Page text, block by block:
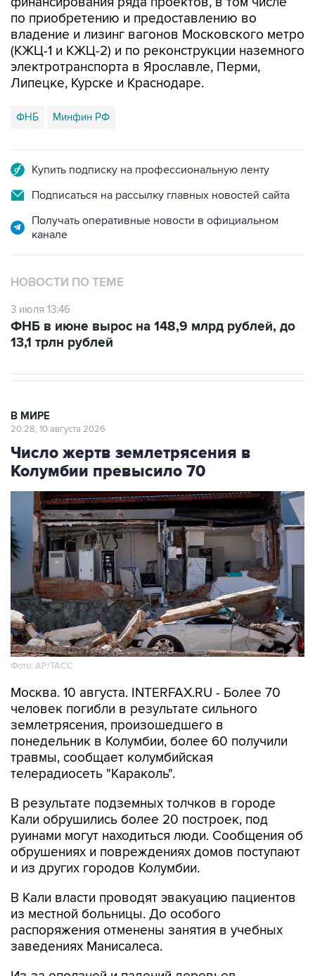
по приобретению и предоставлению во
владение и лизинг вагонов Московского метро
(КЖЦ-1 и КЖЦ-2) и по реконструкции наземного
электротранспорта в Ярославле, Перми,
Липецке, Курске и Краснодаре.
ФНБ Минфин РФ
Купить подписку на профессиональную ленту
Подписаться на рассылку главных новостей сайта
Получать оперативные новости в официальном
канале
НОВОСТИ ПО ТЕМЕ
3 июля 13:46
ФНБ в июне вырос на 148,9 млрд рублей, до
13,1 трлн рублей
В МИРЕ
20:28, 10 августа 2026
Число жертв землетрясения в
Колумбии превысило 70
Фото: АР/ТАСС
Москва. 10 августа. INTERFAX.RU - Более 70
человек погибли в результате сильного
землетрясения, произошедшего в
понедельник в Колумбии, более 60 получили
травмы, сообщает колумбийская
телерадиосеть "Караколь".
В результате подземных толчков в городе
Кали обрушились более 20 построек, под
руинами могут находиться люди. Сообщения об
обрушениях и повреждениях домов поступают
и из других городов Колумбии.
В Кали власти проводят эвакуацию пациентов
из местной больницы. До особого
распоряжения отменены занятия в учебных
заведениях Манисалеса.